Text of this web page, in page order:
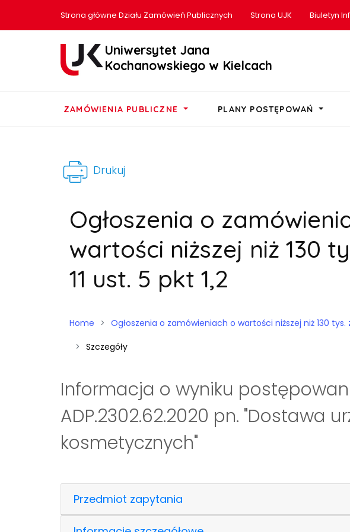
Strona główne Działu Zamówień Publicznych Strona UJK Biuletyn
Uniwersytet Jana
Kochanowskiego w Kielcach
ZAMÓWIENIA PUBLICZNE PLANY POSTĘPOWAŃ
Drukuj
Ogłoszenia o
wartości niższej niż 130
11 ust. 5 pkt 1,2
Home
Ogłoszenia o zamówieniach o wartości niższej niż 130 tys.
Szczegóły
Informacja o wyniku
ADP.2302.62.2020 pn. "Dostawa
kosmetycznych"
Przedmiot zapytania